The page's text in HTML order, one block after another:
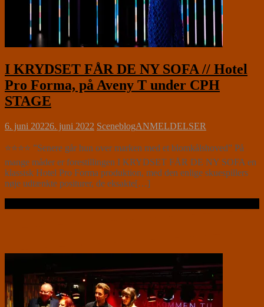
I KRYDSET FÅR DE NY SOFA // Hotel
Pro Forma, på Aveny T under CPH
STAGE
6. juni 20226. juni 2022 SceneblogANMELDELSER
⭐⭐⭐⭐ ”Senere går hun over marken med et blomkålshoved” På
mange måder er forestillingen I KRYDSET FÅR DE NY SOFA en
klassisk Hotel Pro Forma produktion, med den enlige skuespillers
nøje udtænkte positurer, de eksakte[…]